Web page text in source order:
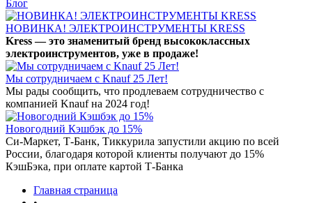
Блог
НОВИНКА! ЭЛЕКТРОИНСТРУМЕНТЫ KRESS
Kress — это знаменитый бренд высококлассных
электроинструментов, уже в продаже!
Мы сотрудничаем с Knauf 25 Лет!
Мы рады сообщить, что продлеваем сотрудничество с
компанией Knauf на 2024 год!
Новогодний Кэшбэк до 15%
Си-Маркет, Т-Банк, Тиккурила запустили акцию по всей
России, благодаря которой клиенты получают до 15%
КэшБэка, при оплате картой Т-Банка
Главная страница